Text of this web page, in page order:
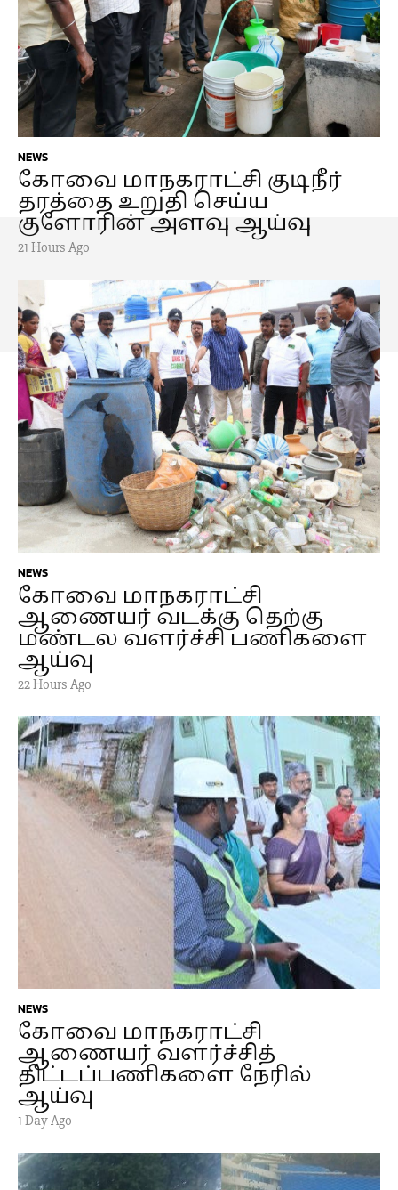
NEWS
கோவை மாநகராட்சி குடிநீர்
தரத்தை உறுதி செய்ய
குளோரின் அளவு ஆய்வு
21 Hours Ago
NEWS
கோவை மாநகராட்சி
ஆணையர் வடக்கு தெற்கு
மண்டல வளர்ச்சி பணிகளை
ஆய்வு
22 Hours Ago
NEWS
கோவை மாநகராட்சி
ஆணையர் வளர்ச்சித்
திட்டப்பணிகளை நேரில்
ஆய்வு
1 Day Ago